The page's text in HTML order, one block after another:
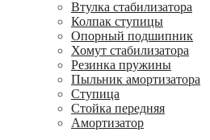
Втулка стабилизатора
Колпак ступицы
Опорный подшипник
Хомут стабилизатора
Резинка пружины
Пыльник амортизатора
Ступица
Стойка передняя
Амортизатор